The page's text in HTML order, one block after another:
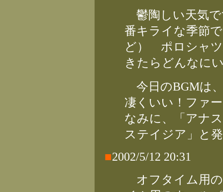
鬱陶しい天気で
番キライな季節
ど） ポロシャツ
きたらどんなに
今日のBGMは
凄くいい！ファ
なみに、「アナ
ステイジア」と
■2002/5/12 20:31
オフタイム用